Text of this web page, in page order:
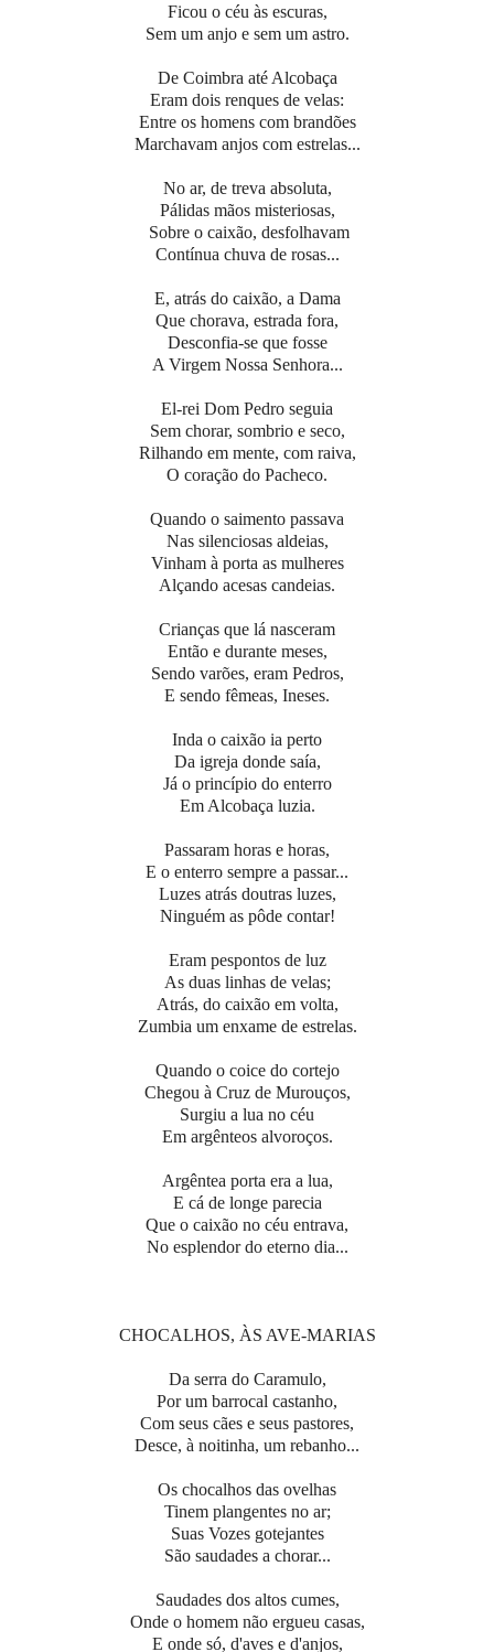
Ficou o céu às escuras,
Sem um anjo e sem um astro.
De Coimbra até Alcobaça
Eram dois renques de velas:
Entre os homens com brandões
Marchavam anjos com estrelas...
No ar, de treva absoluta,
Pálidas mãos misteriosas,
Sobre o caixão, desfolhavam
Contínua chuva de rosas...
E, atrás do caixão, a Dama
Que chorava, estrada fora,
Desconfia-se que fosse
A Virgem Nossa Senhora...
El-rei Dom Pedro seguia
Sem chorar, sombrio e seco,
Rilhando em mente, com raiva,
O coração do Pacheco.
Quando o saimento passava
Nas silenciosas aldeias,
Vinham à porta as mulheres
Alçando acesas candeias.
Crianças que lá nasceram
Então e durante meses,
Sendo varões, eram Pedros,
E sendo fêmeas, Ineses.
Inda o caixão ia perto
Da igreja donde saía,
Já o princípio do enterro
Em Alcobaça luzia.
Passaram horas e horas,
E o enterro sempre a passar...
Luzes atrás doutras luzes,
Ninguém as pôde contar!
Eram pespontos de luz
As duas linhas de velas;
Atrás, do caixão em volta,
Zumbia um enxame de estrelas.
Quando o coice do cortejo
Chegou à Cruz de Murouços,
Surgiu a lua no céu
Em argênteos alvoroços.
Argêntea porta era a lua,
E cá de longe parecia
Que o caixão no céu entrava,
No esplendor do eterno dia...
CHOCALHOS, ÀS AVE-MARIAS
Da serra do Caramulo,
Por um barrocal castanho,
Com seus cães e seus pastores,
Desce, à noitinha, um rebanho...
Os chocalhos das ovelhas
Tinem plangentes no ar;
Suas Vozes gotejantes
São saudades a chorar...
Saudades dos altos cumes,
Onde o homem não ergueu casas,
E onde só, d'aves e d'anjos,